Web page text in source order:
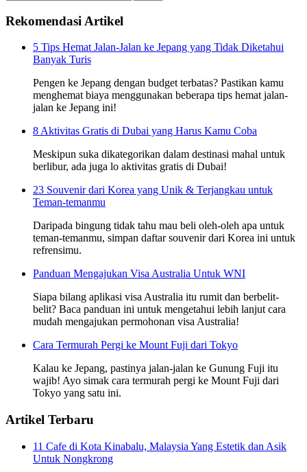
Rekomendasi Artikel
5 Tips Hemat Jalan-Jalan ke Jepang yang Tidak Diketahui
Banyak Turis
Pengen ke Jepang dengan budget terbatas? Pastikan kamu
menghemat biaya menggunakan beberapa tips hemat jalan-
jalan ke Jepang ini!
8 Aktivitas Gratis di Dubai yang Harus Kamu Coba
Meskipun suka dikategorikan dalam destinasi mahal untuk
berlibur, ada juga lo aktivitas gratis di Dubai!
23 Souvenir dari Korea yang Unik & Terjangkau untuk
Teman-temanmu
Daripada bingung tidak tahu mau beli oleh-oleh apa untuk
teman-temanmu, simpan daftar souvenir dari Korea ini untuk
refrensimu.
Panduan Mengajukan Visa Australia Untuk WNI
Siapa bilang aplikasi visa Australia itu rumit dan berbelit-
belit? Baca panduan ini untuk mengetahui lebih lanjut cara
mudah mengajukan permohonan visa Australia!
Cara Termurah Pergi ke Mount Fuji dari Tokyo
Kalau ke Jepang, pastinya jalan-jalan ke Gunung Fuji itu
wajib! Ayo simak cara termurah pergi ke Mount Fuji dari
Tokyo yang satu ini.
Artikel Terbaru
11 Cafe di Kota Kinabalu, Malaysia Yang Estetik dan Asik
Untuk Nongkrong